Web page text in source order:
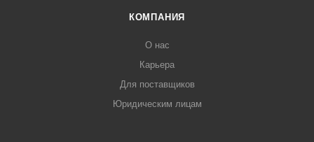
КОМПАНИЯ
О нас
Карьера
Для поставщиков
Юридическим лицам